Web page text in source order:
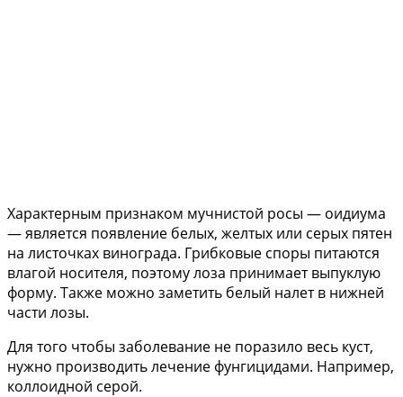
Характерным признаком мучнистой росы — оидиума
— является появление белых, желтых или серых пятен
на листочках винограда. Грибковые споры питаются
влагой носителя, поэтому лоза принимает выпуклую
форму. Также можно заметить белый налет в нижней
части лозы.
Для того чтобы заболевание не поразило весь куст,
нужно производить лечение фунгицидами. Например,
коллоидной серой.